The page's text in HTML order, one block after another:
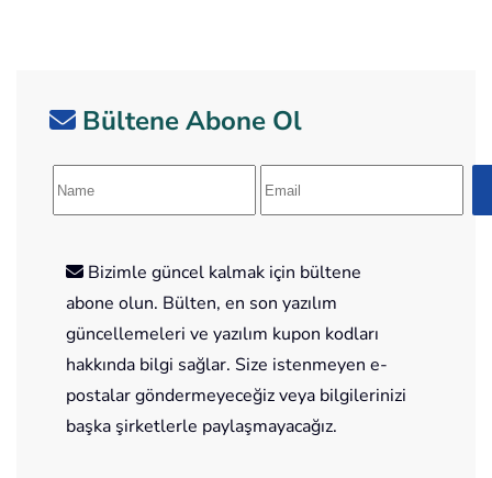
Bültene Abone Ol
Bizimle güncel kalmak için bültene
abone olun. Bülten, en son yazılım
güncellemeleri ve yazılım kupon kodları
hakkında bilgi sağlar. Size istenmeyen e-
postalar göndermeyeceğiz veya bilgilerinizi
başka şirketlerle paylaşmayacağız.